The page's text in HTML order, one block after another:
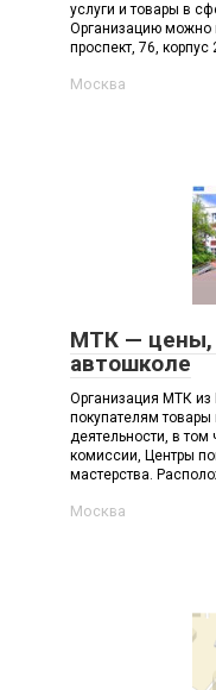
услуги и товары в
Организацию можно
проспект, 76, корпус
Москва
МТК — цены,
автошколе
Организация МТК
покупателям товары
деятельности, в
комиссии, Центры
мастерства.
Москва